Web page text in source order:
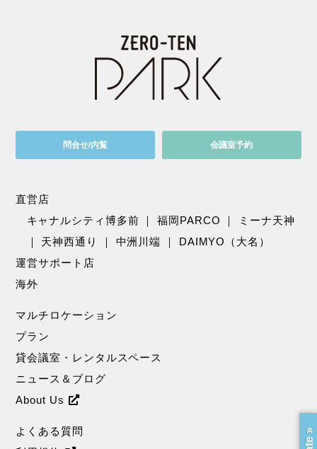
問合せ/内覧 会議室予約
直営店
キャナルシティ博多前 ｜福岡PARCO ｜
ミーナ天神
｜ 天神西通り ｜ 中洲川端 ｜ DAIMYO（大名）
運営サポート店
海外
マルチロケーション
プラン
貸会議室・レンタルスペース
ニュース＆ブログ
About Us
よくある質問